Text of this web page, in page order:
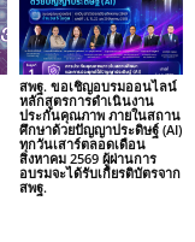
สพฐ. ขอเชิญอบรมออนไลน์
หลักสูตรการดำเนินงาน
ประกันคุณภาพ ภายในสถาน
ศึกษาด้วยปัญญาประดิษฐ์ (AI)
ทุกวันเสาร์ตลอดเดือน
สิงหาคม 2569 ผู้ผ่านการ
อบรมจะได้รับเกียรติบัตรจาก
สพฐ.